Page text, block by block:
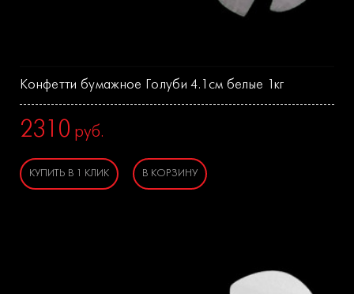
Конфетти бумажное Голуби 4.1см белые 1кг
2310 руб.
КУПИТЬ В 1 КЛИК В КОРЗИНУ